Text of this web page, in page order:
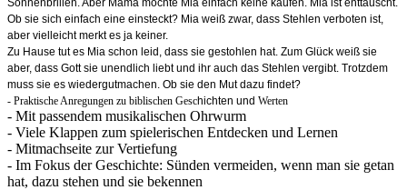
Sonnenbrillen. Aber Mama möchte Mia einfach keine kaufen. Mia ist enttäuscht.
Ob sie sich einfach eine einsteckt? Mia weiß zwar, dass Stehlen verboten ist,
aber vielleicht merkt es ja keiner.
Zu Hause tut es Mia schon leid, dass sie gestohlen hat. Zum Glück weiß sie
aber, dass Gott sie unendlich liebt und ihr auch das Stehlen vergibt. Trotzdem
muss sie es wiedergutmachen. Ob sie den Mut dazu findet?
- Praktische Anregungen zu biblischen Geschichten und Werten
- Mit passendem musikalischen Ohrwurm
- Viele Klappen zum spielerischen Entdecken und Lernen
- Mitmachseite zur Vertiefung
- Im Fokus der Geschichte: Sünden vermeiden, wenn man sie getan
hat, dazu stehen und sie bekennen